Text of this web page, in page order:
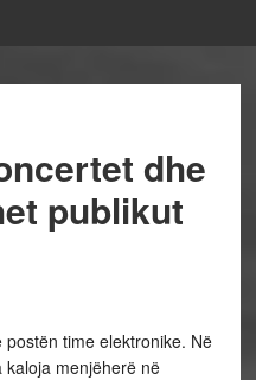
dhe
publikut
time elektronike. Në
menjëherë në